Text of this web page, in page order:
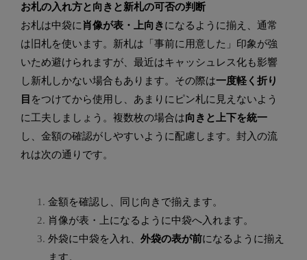
お札の入れ方と向きと新札の可否の判断
お札は中袋に 肖像が表・上向きになるように揃え、通常
は旧札を使います。新札は「事前に用意した」印象が強
いため避けられますが、最近はキャッシュレス化も影響
し新札しかない場合もあります。その際は一度軽く折り
目 をつけてから使用し、あまりにピン札に見えないよう
に工夫しましょう。複数枚の場合は向きと上下を統一
し、金額の確認がしやすいように配慮します。封入の流
れは次の通りです。
金額を確認し、同じ向きで揃えます。
肖像が表・上になるように中袋へ入れます。
外袋に中袋を入れ、 外袋の表が前になるように揃え
ます。